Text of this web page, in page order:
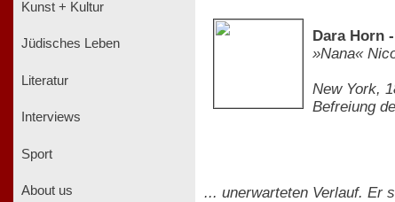
Kunst + Kultur
Jüdisches Leben
Literatur
Interviews
Sport
About us
Dara Horn
»Nana«
New York,
Befreiung
... unerwarteten Verlauf. Er